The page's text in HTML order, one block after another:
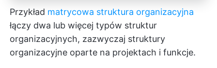
Przykład matrycowa struktura organizacyjna
łączy dwa lub więcej typów struktur
organizacyjnych, zazwyczaj struktury
organizacyjne oparte na projektach i funkcje.